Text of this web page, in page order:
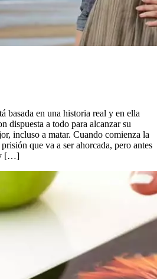
basada en una historia real y en ella
dispuesta a todo para alcanzar su
incluso a matar. Cuando comienza la
que va a ser ahorcada, pero antes
[…]